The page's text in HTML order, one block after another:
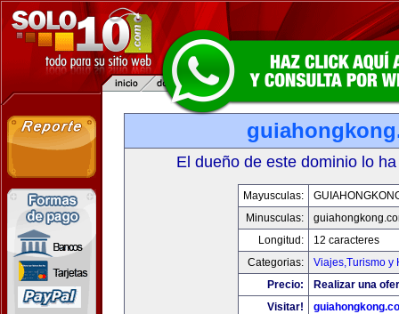
El dueño de este dominio lo
Mayusculas:
Minusculas:
Longitud:
12 caracteres
Categorias:
Viajes,Turismo y
Precio:
Realizar una
Visitar!